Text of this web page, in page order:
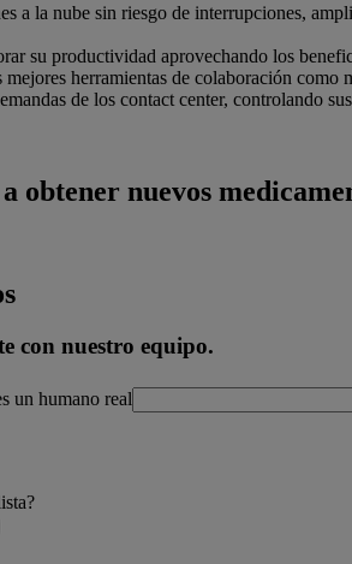
a la nube sin riesgo de interrupciones,
su productividad aprovechando los
mejores herramientas de colaboración
de los contact center, controlando
obtener nuevos
con nuestro equipo.
un humano real